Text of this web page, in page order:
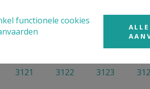
Geen artikels
3121 3122 3123
functionele cookies